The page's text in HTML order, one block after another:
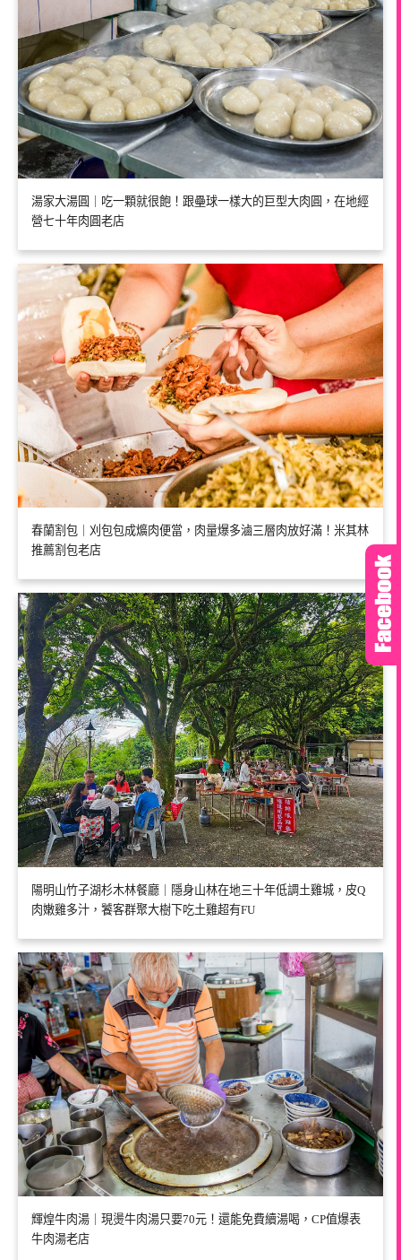
湯家大湯圓｜吃一顆就很飽！跟壘球一樣大的巨型大肉圓，在地經
營七十年肉圓老店
春蘭割包｜刈包包成爌肉便當，肉量爆多滷三層肉放好滿！米其林
推薦割包老店
陽明山竹子湖杉木林餐廳｜隱身山林在地三十年低調土雞城，皮Q
肉嫩雞多汁，饕客群聚大樹下吃土雞超有FU
輝煌牛肉湯｜現燙牛肉湯只要70元！還能免費續湯喝，CP值爆表
牛肉湯老店